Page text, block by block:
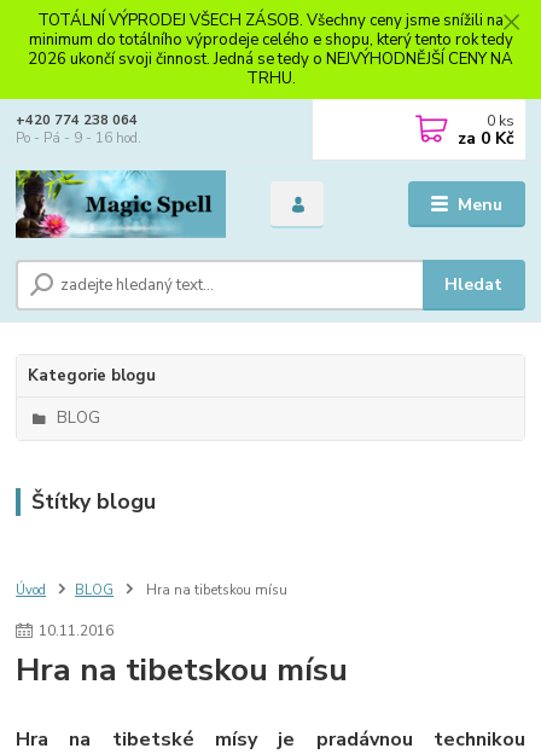
TOTÁLNÍ VÝPRODEJ VŠECH ZÁSOB. Všechny ceny jsme snížili na
minimum do totálního výprodeje celého e shopu, který tento rok tedy
2026 ukončí svoji činnost. Jedná se tedy o NEJVÝHODNĚJŠÍ CENY NA
TRHU.
Menu
Hledat
+420 774 238 064
Po - Pá - 9 - 16 hod.
0 ks
za 0 Kč
Kategorie blogu
BLOG
Štítky blogu
Úvod BLOG Hra na tibetskou mísu
10.11.2016
Hra na tibetskou mísu
Hra na tibetské mísy je pradávnou technikou